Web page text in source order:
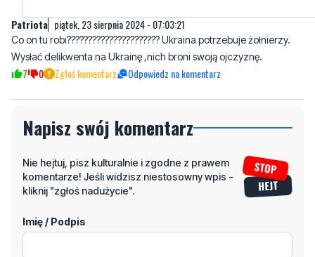
Patriota piątek, 23 sierpnia 2024 - 07:03:21
Co on tu robi?????????????????????? Ukraina potrzebuje żołnierzy.
Wysłać delikwenta na Ukrainę ,nich broni swoją ojczyznę.
7 0 Zgłoś komentarz Odpowiedz na komentarz
Napisz swój komentarz
Nie hejtuj, pisz kulturalnie i zgodne z prawem
komentarze! Jeśli widzisz niestosowny wpis -
kliknij "zgłoś nadużycie".
Imię / Podpis